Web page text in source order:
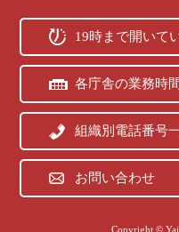
19時まで開いて
各庁舎の業務時
組織別電話番号
お問い合わせ
Copyright ©